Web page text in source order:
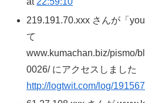
219.191.70.xxx さんが「
て
www.kumachan.biz/pismo/
0026/ にアクセスしました
http://logtwit.com/log/